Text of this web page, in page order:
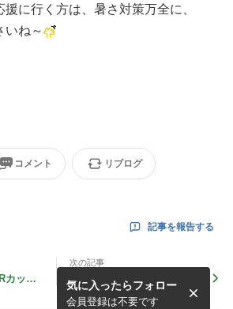
に行く方は、暑さ対策万全に、
いね～
コメント リブログ
記事を報告する
カップ2
次の記事
ワフスタイル2011 義援金の
ご報告
気に入ったらフォロー
会員登録は不要です